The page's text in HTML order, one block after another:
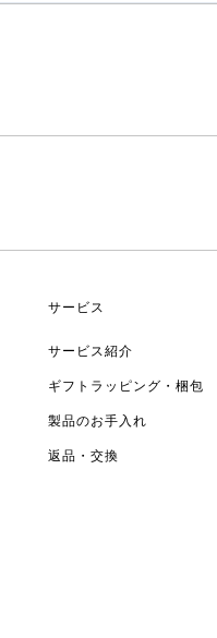
サービス
サービス紹介
ギフトラッピング・梱包
製品のお手入れ
返品・交換